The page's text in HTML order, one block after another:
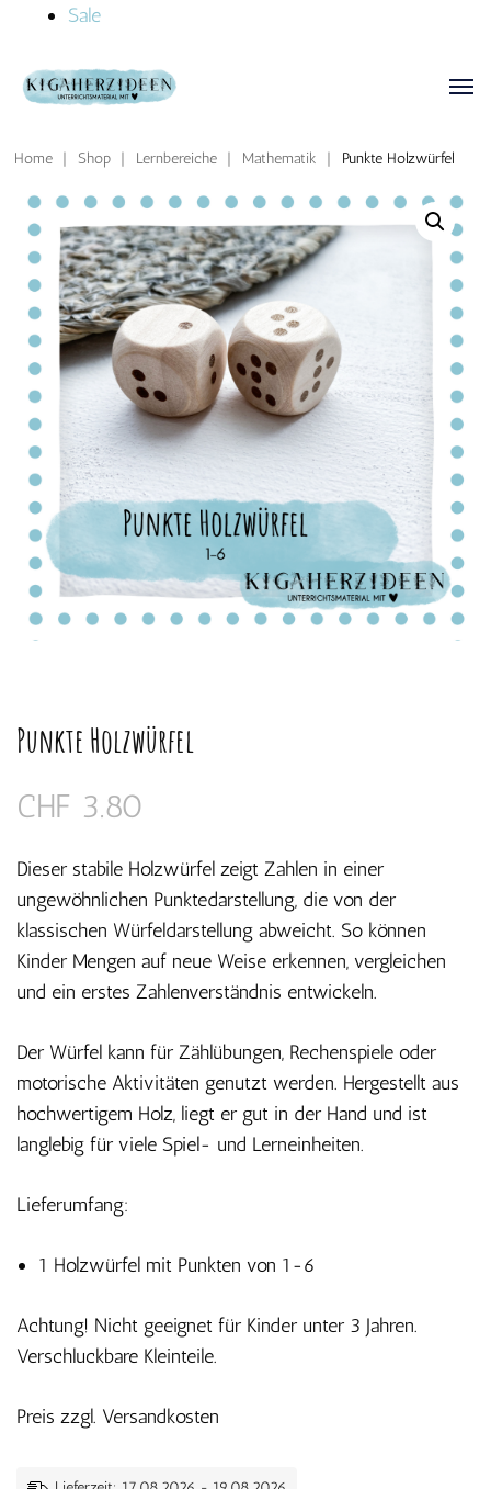
Sale
Home | Shop | Lernbereiche | Mathematik | Punkte Holzwürfel
Punkte Holzwürfel
CHF 3.80
Dieser stabile Holzwürfel zeigt Zahlen in einer
ungewöhnlichen Punktedarstellung, die von der
klassischen Würfeldarstellung abweicht. So können
Kinder Mengen auf neue Weise erkennen, vergleichen
und ein erstes Zahlenverständnis entwickeln.
Der Würfel kann für Zählübungen, Rechenspiele oder
motorische Aktivitäten genutzt werden. Hergestellt aus
hochwertigem Holz, liegt er gut in der Hand und ist
langlebig für viele Spiel- und Lerneinheiten.
Lieferumfang:
1 Holzwürfel mit Punkten von 1-6
Achtung! Nicht geeignet für Kinder unter 3 Jahren.
Verschluckbare Kleinteile.
Preis zzgl. Versandkosten